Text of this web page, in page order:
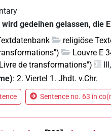
gedeihen gelassen, die
religiöse
Louvre E
de transformations")
:2. Viertel 1. Jhdt. v.Chr.
Sentence no. 63 in